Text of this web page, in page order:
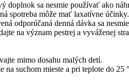
doplnok sa nesmie používať ako
spotreba môže mať laxatívne účinky.
odporúčaná denná dávka sa
na význam pestrej a vyváženej
mimo dosahu malých detí.
na suchom mieste a pri teplote do 25